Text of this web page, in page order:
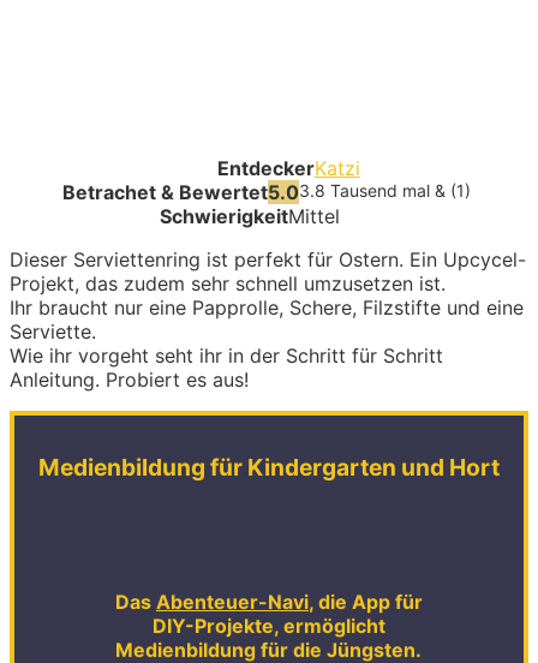
EntdeckerKatzi
Betrachet & Bewertet5.03.8 Tausend mal & (1)
SchwierigkeitMittel
Dieser Serviettenring ist perfekt für Ostern. Ein Upcycel-
Projekt, das zudem sehr schnell umzusetzen ist.
Ihr braucht nur eine Papprolle, Schere, Filzstifte und eine
Serviette.
Wie ihr vorgeht seht ihr in der Schritt für Schritt
Anleitung. Probiert es aus!
Medienbildung für Kindergarten und Hort
Das Abenteuer-Navi, die App für
DIY-Projekte, ermöglicht
Medienbildung für die Jüngsten.